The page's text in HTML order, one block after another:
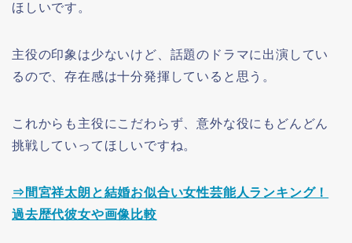
ほしいです。
主役の印象は少ないけど、話題のドラマに出演してい
るので、存在感は十分発揮していると思う。
これからも主役にこだわらず、意外な役にもどんどん
挑戦していってほしいですね。
⇒間宮祥太朗と結婚お似合い女性芸能人ランキング！
過去歴代彼女や画像比較